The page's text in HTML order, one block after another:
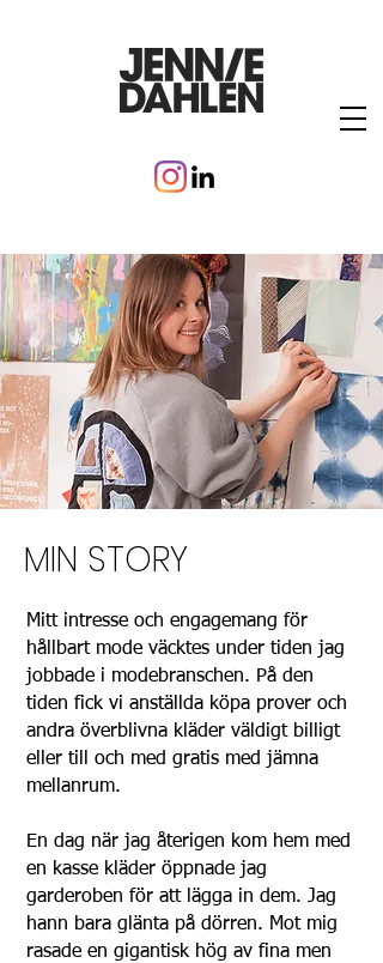
MIN STORY
Mitt intresse och engagemang för
hållbart mode väcktes under tiden jag
jobbade i modebranschen. På den
tiden fick vi anställda köpa prover och
andra överblivna kläder väldigt billigt
eller till och med gratis med jämna
mellanrum.
En dag när jag återigen kom hem med
en kasse kläder öppnade jag
garderoben för att lägga in dem. Jag
hann bara glänta på dörren. Mot mig
rasade en gigantisk hög av fina men